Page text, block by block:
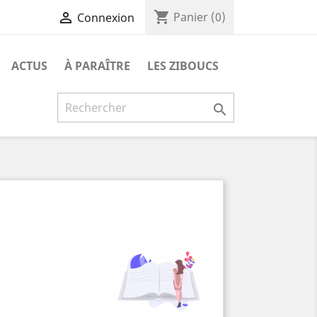
 Connexion shopping_cart Panier (0)
ACTUS À PARAÎTRE LES ZIBOUCS
